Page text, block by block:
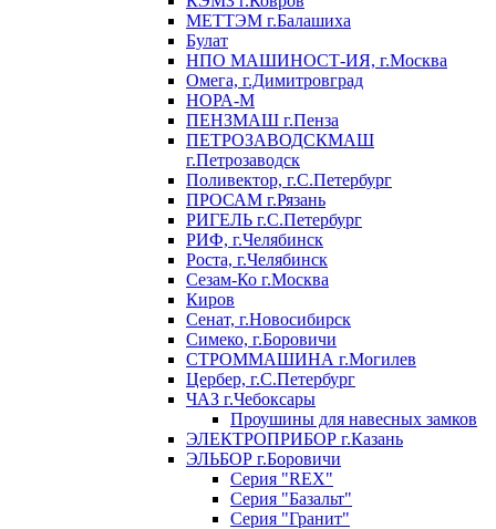
МЕТТЭМ г.Балашиха
Булат
НПО МАШИНОСТ-ИЯ, г.Москва
Омега, г.Димитровград
НОРА-М
ПЕНЗМАШ г.Пенза
ПЕТРОЗАВОДСКМАШ
г.Петрозаводск
Поливектор, г.С.Петербург
ПРОСАМ г.Рязань
РИГЕЛЬ г.С.Петербург
РИФ, г.Челябинск
Роста, г.Челябинск
Сезам-Ко г.Москва
Киров
Сенат, г.Новосибирск
Симеко, г.Боровичи
СТРОММАШИНА г.Могилев
Цербер, г.С.Петербург
ЧАЗ г.Чебоксары
Проушины для навесных замков
ЭЛЕКТРОПРИБОР г.Казань
ЭЛЬБОР г.Боровичи
Серия "REX"
Серия "Базальт"
Серия "Гранит"